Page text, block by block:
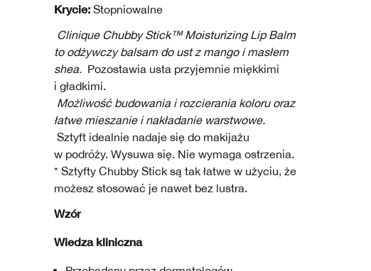
Krycie: Stopniowalne
Clinique Chubby Stick™ Moisturizing Lip Balm
to odżywczy balsam do ust z mango i masłem
shea. Pozostawia usta przyjemnie miękkimi
i gładkimi.
Możliwość budowania i rozcierania koloru oraz
łatwe mieszanie i nakładanie warstwowe.
Sztyft idealnie nadaje się do makijażu
w podróży. Wysuwa się. Nie wymaga ostrzenia.
* Sztyfty Chubby Stick są tak łatwe w użyciu, że
możesz stosować je nawet bez lustra.
Wzór
Wiedza kliniczna